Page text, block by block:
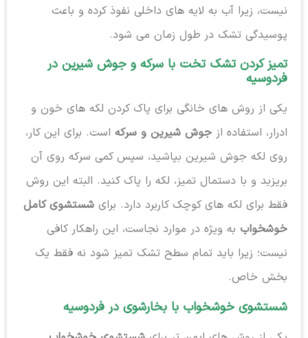
نیست، زیرا آب به لایه های داخلی نفوذ کرده و باعث
پوسیدگی تشک در طول زمان می شود.
تمیز کردن تشک تخت با سرکه و جوش شیرین در
فردوسیه
یکی از روش های خانگی برای پاک کردن لکه های خون و
ادرار، استفاده از جوش شیرین و سرکهاست. برای این کار،
روی لکه جوش شیرین بپاشید، سپس کمی سرکه روی آن
بریزید و با دستمال تمیز، لکه را پاک کنید. البته این روش
فقط برای لکه های کوچک کاربرد دارد. برای شستشوی کامل
خوشخواببه ویژه در موارد نجاست، این راهکار کافی
نیست؛ زیرا باید تمام سطح تشک تمیز شود نه فقط یک
بخش خاص.
شستشوی خوشخواب با بخارشوی در فردوسیه